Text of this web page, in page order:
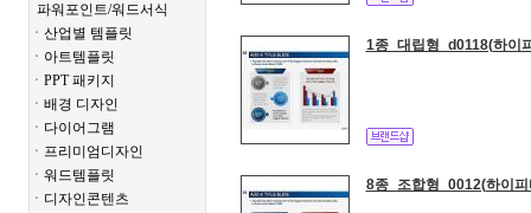
파워포인트/워드서식
ㆍ산업별 템플릿
ㆍ아트템플릿
ㆍPPT 패키지
ㆍ배경 디자인
ㆍ다이어그램
ㆍ프리미엄디자인
ㆍ워드템플릿
ㆍ디자인콘텐츠
1종_대립형_d0118(하이
8종_조합형_0012(하이피